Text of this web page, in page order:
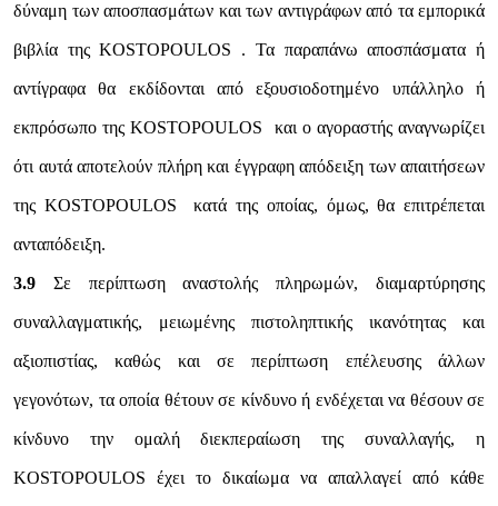
δύναμη των αποσπασμάτων και των αντιγράφων από τα εμπορικά
βιβλία της KOSTOPOULOS . Τα παραπάνω αποσπάσματα ή
αντίγραφα θα εκδίδονται από εξουσιοδοτημένο υπάλληλο ή
εκπρόσωπο της KOSTOPOULOS και ο αγοραστής αναγνωρίζει
ότι αυτά αποτελούν πλήρη και έγγραφη απόδειξη των απαιτήσεων
της KOSTOPOULOS κατά της οποίας, όμως, θα επιτρέπεται
ανταπόδειξη.
3.9 Σε περίπτωση αναστολής πληρωμών, διαμαρτύρησης
συναλλαγματικής, μειωμένης πιστοληπτικής ικανότητας και
αξιοπιστίας, καθώς και σε περίπτωση επέλευσης άλλων
γεγονότων, τα οποία θέτουν σε κίνδυνο ή ενδέχεται να θέσουν σε
κίνδυνο την ομαλή διεκπεραίωση της συναλλαγής, η
KOSTOPOULOS έχει το δικαίωμα να απαλλαγεί από κάθε